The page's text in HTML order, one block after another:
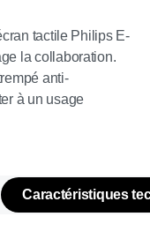
tactile Philips E-
la collaboration.
anti-
à un usage
Caractéristiques